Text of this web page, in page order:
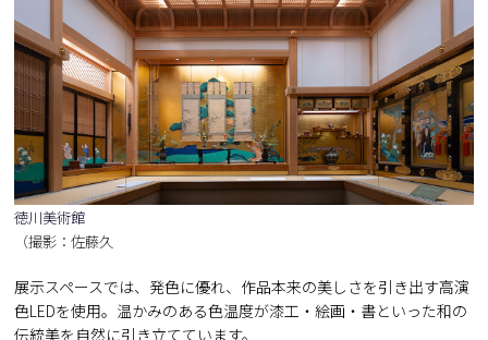
徳川美術館
（撮影：佐藤久
展示スペースでは、発色に優れ、作品本来の美しさを引き出す高演
色LEDを使用。温かみのある色温度が漆工・絵画・書といった和の
伝統美を自然に引き立てています。